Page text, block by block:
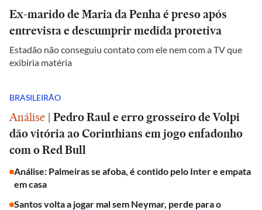
Ex-marido de Maria da Penha é preso após
entrevista e descumprir medida protetiva
Estadão não conseguiu contato com ele nem com a TV que
exibiria matéria
BRASILEIRÃO
Análise | Pedro Raul e erro grosseiro de Volpi
dão vitória ao Corinthians em jogo enfadonho
com o Red Bull
Análise: Palmeiras se afoba, é contido pelo Inter e empata
em casa
Santos volta a jogar mal sem Neymar, perde para o